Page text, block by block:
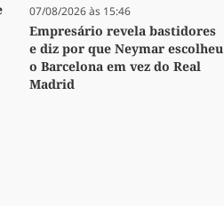
07/08/2026 às 15:46
Empresário revela bastidores
e diz por que Neymar escolheu
o Barcelona em vez do Real
Madrid